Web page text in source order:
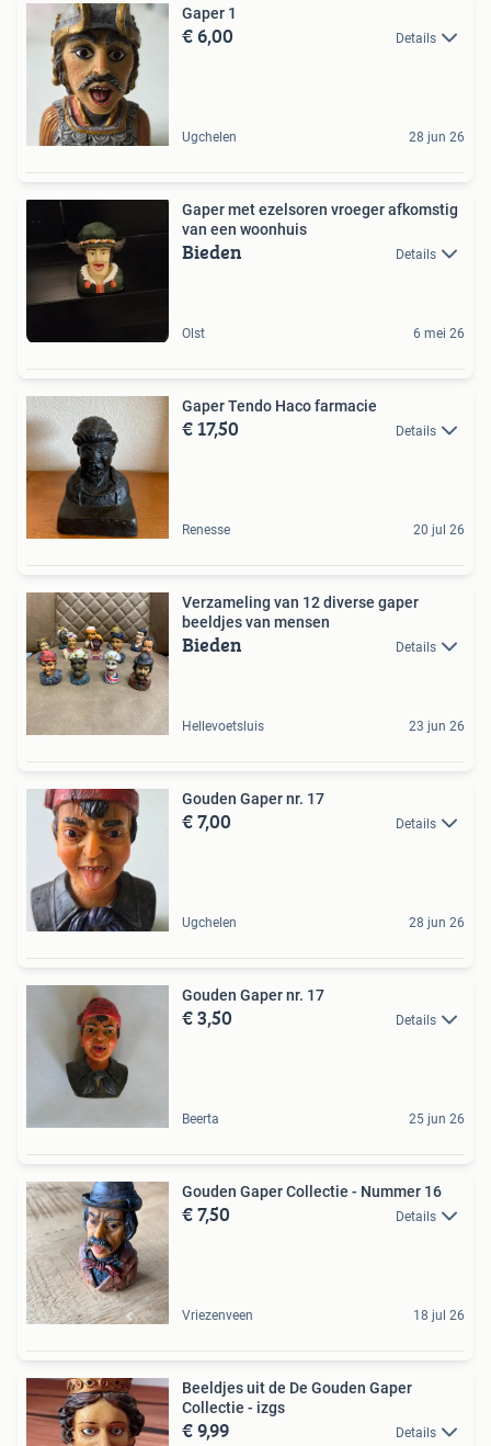
Gaper 1
€ 6,00 Details
Ugchelen 28 jun 26
Gaper met ezelsoren vroeger afkomstig
van een woonhuis
Bieden Details
Olst 6 mei 26
Gaper Tendo Haco farmacie
€ 17,50 Details
Renesse 20 jul 26
Verzameling van 12 diverse gaper
beeldjes van mensen
Bieden Details
Hellevoetsluis 23 jun 26
Gouden Gaper nr. 17
€ 7,00 Details
Ugchelen 28 jun 26
Gouden Gaper nr. 17
€ 3,50 Details
Beerta 25 jun 26
Gouden Gaper Collectie - Nummer 16
€ 7,50 Details
Vriezenveen 18 jul 26
Beeldjes uit de De Gouden Gaper
Collectie - izgs
€ 9,99 Details